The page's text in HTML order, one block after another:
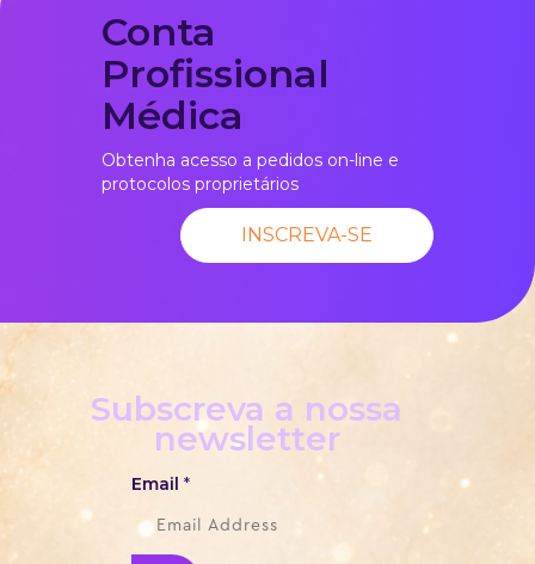
Conta
Profissional
Médica
Obtenha acesso a pedidos on-line e
protocolos proprietários
INSCREVA-SE
Subscreva a nossa
newsletter
Email *